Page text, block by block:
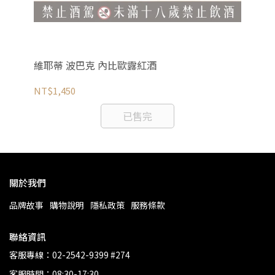
維耶蒂 波巴克 內比歐露紅酒
NT$1,450
已售完
關於我們
品牌故事 購物說明 隱私政策 服務條款
聯絡資訊
客服專線：02-2542-9399 #274